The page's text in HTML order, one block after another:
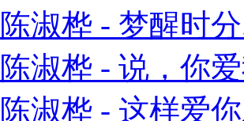
陈淑桦 - 梦醒时
陈淑桦 - 说，你
陈淑桦 - 这样爱